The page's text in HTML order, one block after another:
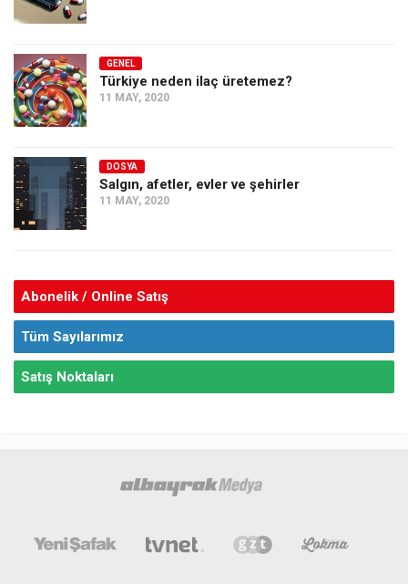
GENEL
Türkiye neden ilaç üretemez?
11 MAY, 2020
DOSYA
Salgın, afetler, evler ve şehirler
11 MAY, 2020
Abonelik / Online Satış
Tüm Sayılarımız
Satış Noktaları